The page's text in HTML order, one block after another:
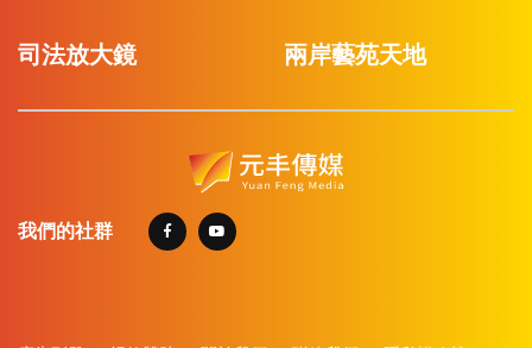
司法放大鏡 兩岸藝苑天地
我們的社群